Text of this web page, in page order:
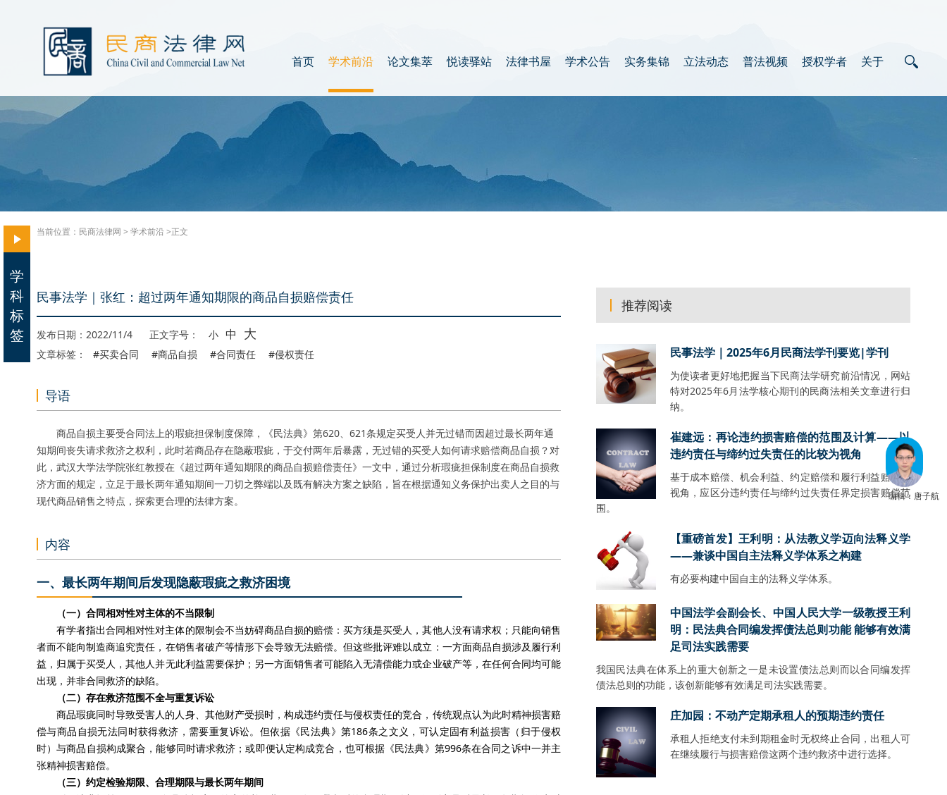
首页 学术前沿 论文集萃 悦读驿站 法律书屋 学术公告 实务集锦 立法动态 普法视频 授权学者 关于
当前位置： 民商法律网 > 学术前沿>正文
民事法学｜张红：超过两年通知期限的商品自损赔偿责任
发布日期：2022/11/4 正文字号： 小 中 大
文章标签： #买卖合同 #商品自损 #合同责任 #侵权责任
导语
商品自损主要受合同法上的瑕疵担保制度保障，《民法典》第620、621条规定买受人并无过错而因超过最长两年通
知期间丧失请求救济之权利，此时若商品存在隐蔽瑕疵，于交付两年后暴露，无过错的买受人如何请求赔偿商品自损？对
此，武汉大学法学院张红教授在《超过两年通知期限的商品自损赔偿责任》一文中，通过分析瑕疵担保制度在商品自损救
济方面的规定，立足于最长两年通知期间一刀切之弊端以及既有解决方案之缺陷，旨在根据通知义务保护出卖人之目的与
现代商品销售之特点，探索更合理的法律方案。
内容
一、最长两年期间后发现隐蔽瑕疵之救济困境
（一）合同相对性对主体的不当限制
有学者指出合同相对性对主体的限制会不当妨碍商品自损的赔偿：买方须是买受人，其他人没有请求权；只能向销售
者而不能向制造商追究责任，在销售者破产等情形下会导致无法赔偿。但这些批评难以成立：一方面商品自损涉及履行利
益，归属于买受人，其他人并无此利益需要保护；另一方面销售者可能陷入无清偿能力或企业破产等，在任何合同均可能
出现，并非合同救济的缺陷。
（二）存在救济范围不全与重复诉讼
商品瑕疵同时导致受害人的人身、其他财产受损时，构成违约责任与侵权责任的竞合，传统观点认为此时精神损害赔
偿与商品自损无法同时获得救济，需要重复诉讼。但依据《民法典》第186条之文义，可认定固有利益损害（归于侵权
时）与商品自损构成聚合，能够同时请求救济；或即便认定构成竞合，也可根据《民法典》第996条在合同之诉中一并主
张精神损害赔偿。
（三）约定检验期限、合理期限与最长两年期间
推荐阅读
民事法学｜2025年6月民商法学刊要览|学刊
为使读者更好地把握当下民商法学研究前沿情况，网站
特对2025年6月法学核心期刊的民商法相关文章进行归
纳。
崔建远：再论违约损害赔偿的范围及计算——以
违约责任与缔约过失责任的比较为视角
基于成本赔偿、机会利益、约定赔偿和履行利益赔偿的
视角，应区分违约责任与缔约过失责任界定损害赔偿范
围。
【重磅首发】王利明：从法教义学迈向法释义学
——兼谈中国自主法释义学体系之构建
有必要构建中国自主的法释义学体系。
中国法学会副会长、中国人民大学一级教授王利
明：民法典合同编发挥债法总则功能 能够有效满
足司法实践需要
我国民法典在体系上的重大创新之一是未设置债法总则而以合同编发挥
债法总则的功能，该创新能够有效满足司法实践需要。
庄加园：不动产定期承租人的预期违约责任
承租人拒绝支付未到期租金时无权终止合同，出租人可
在继续履行与损害赔偿这两个违约救济中进行选择。
编辑：唐子航
学
科
标
签